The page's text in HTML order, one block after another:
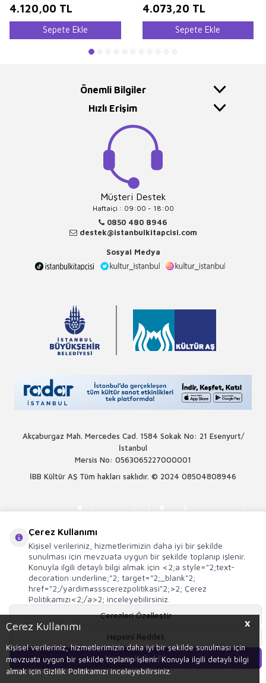
X
Çerez Kullanımı
Kişisel verileriniz, hizmetlerimizin daha iyi bir şekilde sunulması için
mevzuata uygun bir şekilde toplanıp işlenir. Konuyla ilgili detaylı bilgi
almak için Gizlilik Politikamızı inceleyebilirsiniz.
Sepete Ekle
4.120,00 TL
Sepete Ekle
4.073,20 TL
Sepete Ekle
Önemli Bilgiler
Hızlı Erişim
Müşteri Destek
Haftaiçi : 09:00 - 18:00
0850 480 8946
destek@istanbulkitapcisi.com
Sosyal Medya
Akçaburgaz Mah. Mercedes Cad. 1584 Sokak No: 21 Esenyurt/
İstanbul
Mersis No: 0563065227000001
İBB Kültür AŞ Tüm hakları saklıdır. © 2024 08504808946
E-TicaretSistemleriyle Hazırlanmıştır.
Çerez Kullanımı
Kişisel verileriniz, hizmetlerimizin daha iyi bir şekilde
sunulması için mevzuata uygun bir şekilde toplanıp işlenir.
Konuyla ilgili detaylı bilgi almak için <2;a style="2;text-
decoration:underline;"2; target="2;_blank"2;
href="2;/yardim#ssscerezpolitikasi"2;>2; Çerez
Politikamızı<2;/a>2; inceleyebilirsiniz.
Çerezleri Özelleştir
Hepsini Reddet
Hepsini Kabul Et